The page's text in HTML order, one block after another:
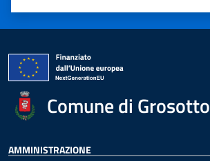
Valuta 5 stelle su 5
Valuta 4 stelle su 5
Valuta 3 stelle su 5
Valuta 2 stelle su 5
Valuta 1 stelle su 5
Comune di Grosotto
AMMINISTRAZIONE